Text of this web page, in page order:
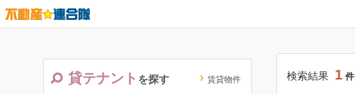
貸テナント を探す 賃貸物件 検索結果 1 件